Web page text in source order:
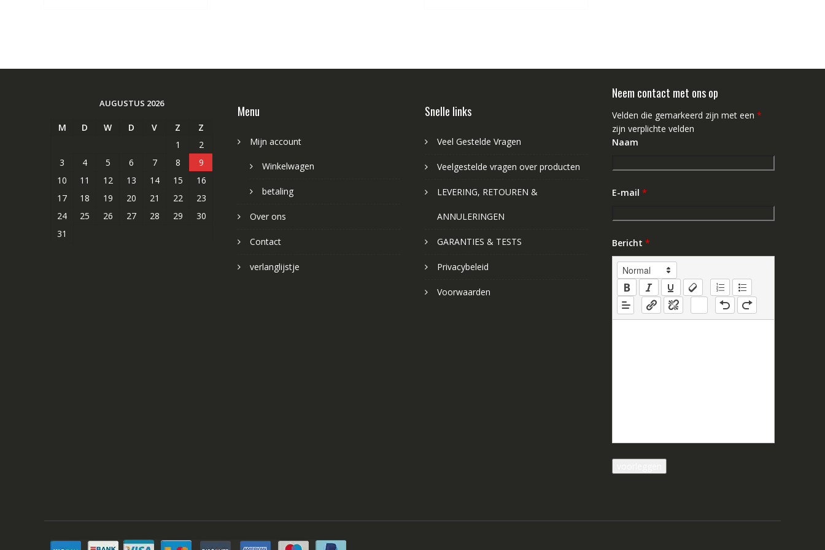
AUGUSTUS 2026
M D W D V Z
Z
1
2
3
4 5 6 7 8
9
10
11 12 13 14 15
16
17
18 19 20 21 22
23
24
25 26 27 28 29
30
31
Menu
Mijn account
Winkelwagen
betaling
Over ons
Contact
verlanglijstje
Snelle links
Veel Gestelde Vragen
Veelgestelde vragen over producten
LEVERING, RETOUREN &
ANNULERINGEN
GARANTIES & TESTS
Privacybeleid
Voorwaarden
Neem contact met ons op
Velden die gemarkeerd zijn met een *
zijn verplichte velden
Naam
E-mail *
Bericht *